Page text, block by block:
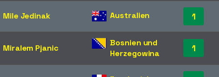
Mile Jedinak Australien 1
Miralem Pjanic
Bosnien und
Herzegowina
1